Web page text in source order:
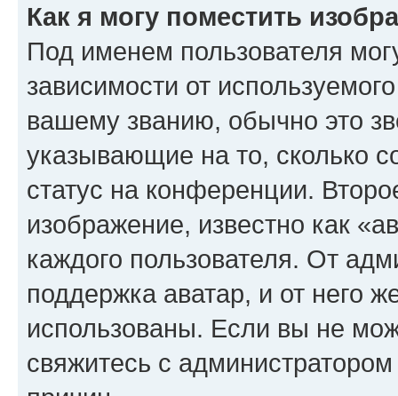
Как я могу поместить
Под именем пользователя
зависимости от
вашему званию, обычно это
указывающие на то, сколько
статус на конференции.
изображение, известно как
каждого пользователя. От
поддержка аватар, и от него
использованы. Если вы не
свяжитесь с